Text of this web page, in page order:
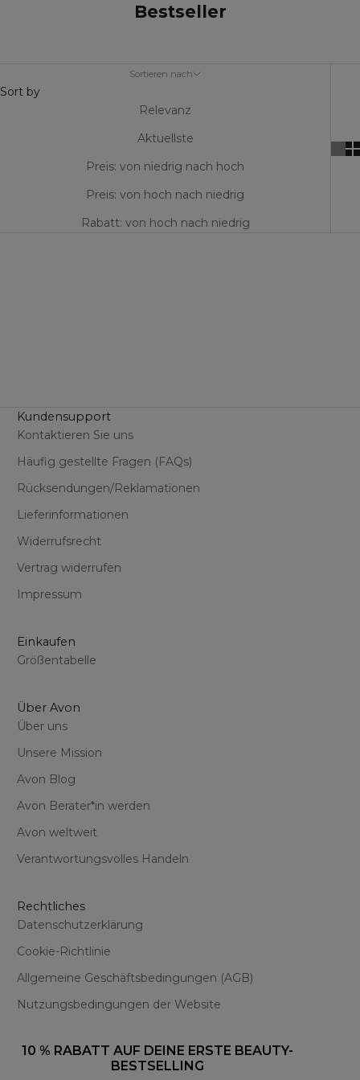
Bestseller
Sortieren nach
Sort by
Relevanz
Aktuellste
Preis: von niedrig nach hoch
Preis: von hoch nach niedrig
Rabatt: von hoch nach niedrig
Kundensupport
Kontaktieren Sie uns
Häufig gestellte Fragen (FAQs)
Rücksendungen/Reklamationen
Lieferinformationen
Widerrufsrecht
Vertrag widerrufen
Impressum
Einkaufen
Größentabelle
Über Avon
Über uns
Unsere Mission
Avon Blog
Avon Berater*in werden
Avon weltweit
Verantwortungsvolles Handeln
Rechtliches
Datenschutzerklärung
Cookie-Richtlinie
Allgemeine Geschäftsbedingungen (AGB)
Nutzungsbedingungen der Website
10 % RABATT AUF DEINE ERSTE BEAUTY-
BESTSELLING